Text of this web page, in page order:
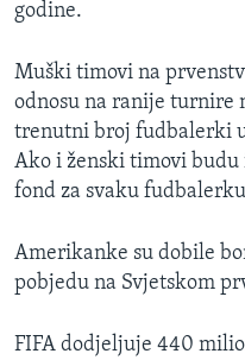
godine.
Muški timovi na
odnosu na ranije turnire
trenutni broj fudbalerki
Ako i ženski timovi
fond za svaku
Amerikanke su dobile
pobjedu na Svjetskom
FIFA dodjeljuje 440